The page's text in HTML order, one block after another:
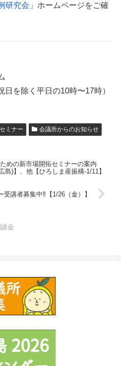
研究会 」ホームページをご確
を除く平日の10時〜17時）
ミナー 会議所からのお知らせ
めの新市場開拓セミナーの案内
島)】、他【ひろしま産振構-1/11】
講者募集中‼【1/26（金）】
会